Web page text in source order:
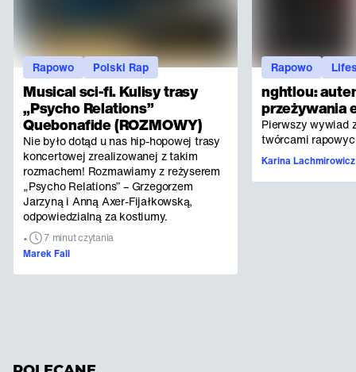
Musical sci-fi. Kulisy trasy
„Psycho Relations”
Quebonafide (ROZMOWY)
Nie było dotąd u nas hip-hopowej trasy
koncertowej zrealizowanej z takim
rozmachem! Rozmawiamy z reżyserem
„Psycho Relations” – Grzegorzem
Jarzyną i Anną Axer-Fijałkowską,
odpowiedzialną za kostiumy.
•
7 minut czytania
Marek Fall
Rapowo Polski Rap
nghtlou:
przeżywania
Pierwszy wywiad
twórcami
Karina Lachmirowicz
Rapowo